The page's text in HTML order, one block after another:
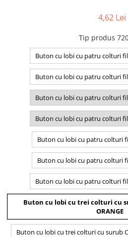
4,62 Lei
Tip produs
Buton cu lobi cu patru colturi
Buton cu lobi cu patru colturi
Buton cu lobi cu patru colturi
Buton cu lobi cu patru colturi
Buton cu lobi cu patru colturi
Buton cu lobi cu patru colturi
Buton cu lobi cu patru colturi
Buton cu lobi cu trei colturi cu
ORANGE
Buton cu lobi cu trei colturi cu surub